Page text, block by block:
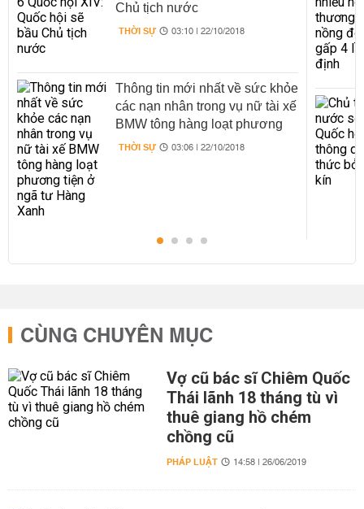
Chủ tịch nước
THỜI SỰ 03:10 | 22/10/2018
Thông tin mới nhất về sức khỏe
các nạn nhân trong vụ nữ tài xế
BMW tông hàng loạt phương
tiện ở ngã tư Hàng Xanh
THỜI SỰ 03:06 | 22/10/2018
CÙNG CHUYÊN MỤC
Vợ cũ bác sĩ Chiêm Quốc
Thái lãnh 18 tháng tù vì
thuê giang hồ chém
chồng cũ
PHÁP LUẬT 14:58 | 26/06/2019